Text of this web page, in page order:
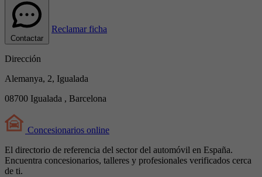
Contactar
Reclamar ficha
Dirección
Alemanya, 2, Igualada
08700 Igualada , Barcelona
Concesionarios online
El directorio de referencia del sector del automóvil en España.
Encuentra concesionarios, talleres y profesionales verificados cerca
de ti.